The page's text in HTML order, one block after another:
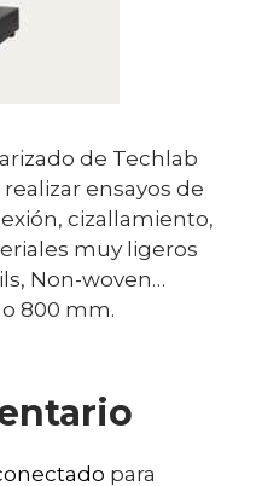
de Techlab
ensayos de
cizallamiento,
muy ligeros
Non-woven…
800 mm.
para